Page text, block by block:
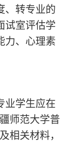
、转专业的
试室评估学
力、心理素
业学生应在
师范大学普
相关材料，